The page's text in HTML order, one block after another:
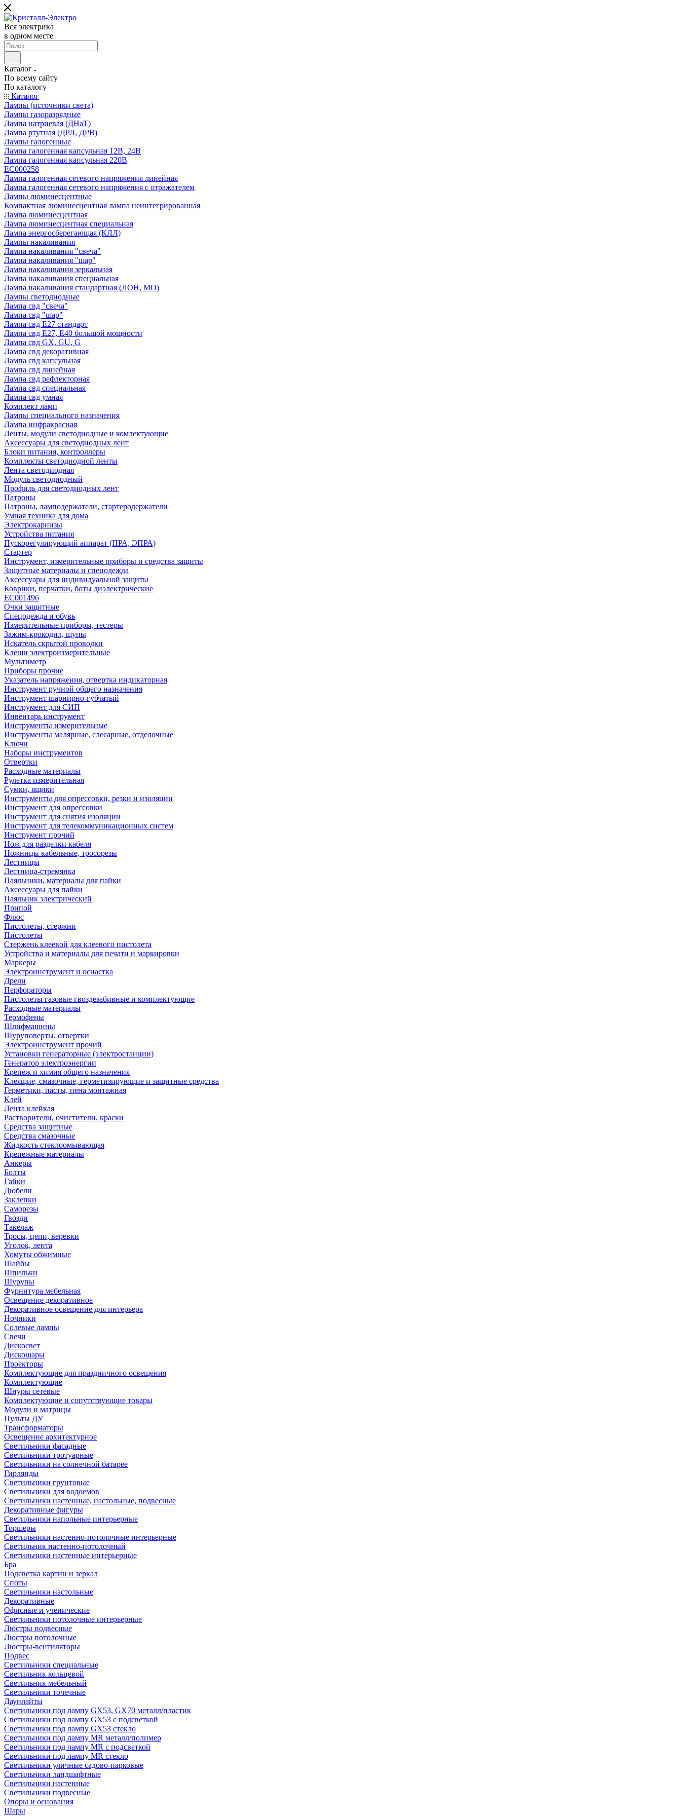
Вся электрика
в одном месте
Каталог
По всему сайту
По каталогу
Каталог
Лампы (источники света)
Лампы газоразрядные
Лампа натриевая (ДНаТ)
Лампа ртутная (ДРЛ, ДРВ)
Лампы галогенные
Лампа галогенная капсульная 12В, 24В
Лампа галогенная капсульная 220В
EC000258
Лампа галогенная сетевого напряжения линейная
Лампа галогенная сетевого напряжения с отражателем
Лампы люминесцентные
Компактная люминесцентная лампа неинтегрированная
Лампа люминесцентная
Лампа люминесцентная специальная
Лампа энергосберегающая (КЛЛ)
Лампы накаливания
Лампа накаливания "свеча"
Лампа накаливания "шар"
Лампа накаливания зеркальная
Лампа накаливания специальная
Лампа накаливания стандартная (ЛОН, МО)
Лампы светодиодные
Лампа свд "свеча"
Лампа свд "шар"
Лампа свд E27 стандарт
Лампа свд E27, Е40 большой мощности
Лампа свд GX, GU, G
Лампа свд декоративная
Лампа свд капсульная
Лампа свд линейная
Лампа свд рефлекторная
Лампа свд специальная
Лампа свд умная
Комплект ламп
Лампы специального назначения
Лампа инфракрасная
Ленты, модули светодиодные и комлектующие
Аксессуары для светодиодных лент
Блоки питания, контроллеры
Комплекты светодиодной ленты
Лента светодиодная
Модуль светодиодный
Профиль для светодиодных лент
Патроны
Патроны, ламподержатели, стартеродержатели
Умная техника для дома
Электрокарнизы
Устройства питания
Пускорегулирующий аппарат (ПРА, ЭПРА)
Стартер
Инструмент, измерительные приборы и средства защиты
Защитные материалы и спецодежда
Аксессуары для индивидуальной защиты
Коврики, перчатки, боты диэлектрические
EC001496
Очки защитные
Спецодежда и обувь
Измерительные приборы, тестеры
Зажим-крокодил, щупы
Искатель скрытой проводки
Клещи электроизмерительные
Мультиметр
Приборы прочие
Указатель напряжения, отвертка индикаторная
Инструмент ручной общего назначения
Инструмент шарнирно-губчатый
Инструмент для СИП
Инвентарь инструмент
Инструменты измерительные
Инструменты малярные, слесарные, отделочные
Ключи
Наборы инструментов
Отвертки
Расходные материалы
Рулетка измерительная
Сумки, ящики
Инструменты для опрессовки, резки и изоляции
Инструмент для опрессовки
Инструмент для снятия изоляции
Инструмент для телекоммуникационных систем
Инструмент прочий
Нож для разделки кабеля
Ножницы кабельные, тросорезы
Лестницы
Лестница-стремянка
Паяльники, материалы для пайки
Аксессуары для пайки
Паяльник электрический
Припой
Флюс
Пистолеты, стержни
Пистолеты
Стержень клеевой для клеевого пистолета
Устройства и материалы для печати и маркировки
Маркеры
Электроинструмент и оснастка
Дрели
Перфораторы
Пистолеты газовые гвоздезабивные и комплектующие
Расходные материалы
Термофены
Шлифмашины
Шуруповерты, отвертки
Электроинструмент прочий
Установки генераторные (электростанции)
Генератор электроэнергии
Крепеж и химия общего назначения
Клеящие, смазочные, герметизирующие и защитные средства
Герметики, пасты, пена монтажная
Клей
Лента клейкая
Растворители, очистители, краски
Средства защитные
Средства смазочные
Жидкость стеклоомывающая
Крепежные материалы
Анкеры
Болты
Гайки
Дюбели
Заклепки
Саморезы
Гвозди
Такелаж
Тросы, цепи, веревки
Уголок, лента
Хомуты обжимные
Шайбы
Шпильки
Шурупы
Фурнитура мебельная
Освещение декоративное
Декоративное освещение для интерьера
Ночники
Солевые лампы
Свечи
Дискосвет
Дискошары
Проекторы
Комплектующие для праздничного освещения
Комплектующие
Шнуры сетевые
Комплектующие и сопутствующие товары
Модули и матрицы
Пульты ДУ
Трансформаторы
Освещение архитектурное
Светильники фасадные
Светильники тротуарные
Светильники на солнечной батарее
Гирлянды
Светильники грунтовые
Светильники для водоемов
Светильники настенные, настольные, подвесные
Декоративные фигуры
Светильники напольные интерьерные
Торшеры
Светильники настенно-потолочные интерьерные
Светильник настенно-потолочный
Светильники настенные интерьерные
Бра
Подсветка картин и зеркал
Споты
Светильники настольные
Декоративные
Офисные и ученические
Светильники потолочные интерьерные
Люстры подвесные
Люстры потолочные
Люстры-вентиляторы
Подвес
Светильники специальные
Светильник кольцевой
Светильник мебельный
Светильники точечные
Даунлайты
Светильники под лампу GX53, GX70 металл/пластик
Светильники под лампу GX53 с подсветкой
Светильники под лампу GX53 стекло
Светильники под лампу MR металл/полимер
Светильники под лампу MR с подсветкой
Светильники под лампу MR стекло
Светильники уличные садово-парковые
Светильники ландшафтные
Светильники настенные
Светильники подвесные
Опоры и основания
Шары